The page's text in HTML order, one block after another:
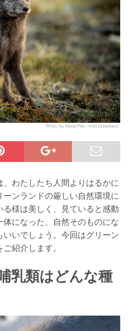
わたしたち人間よりはるかに
ンランドの厳しい自然環境に
様は美しく、見ていると感動
になった、自然そのものにな
いでしょう。今回はグリーン
紹介します。
乳類はどんな種